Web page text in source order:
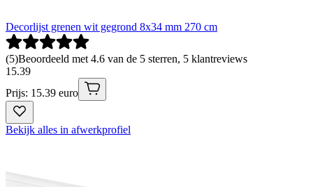
Decorlijst grenen wit gegrond 8x34 mm 270 cm
(5)Beoordeeld met 4.6 van de 5 sterren, 5 klantreviews
15.39
Prijs: 15.39 euro
Bekijk alles in afwerkprofiel